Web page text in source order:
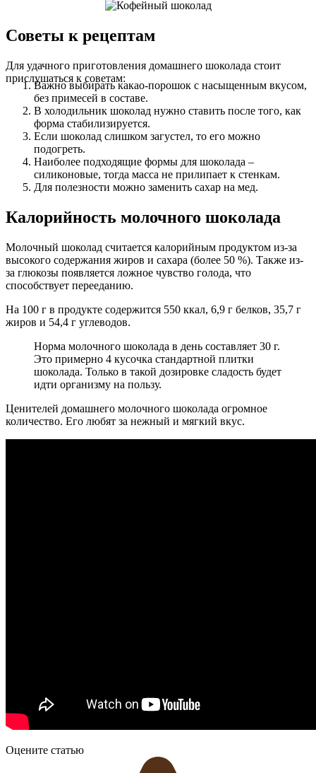
Советы к рецептам
Для удачного приготовления домашнего шоколада стоит
прислушаться к советам:
Важно выбирать какао-порошок с насыщенным вкусом,
без примесей в составе.
В холодильник шоколад нужно ставить после того, как
форма стабилизируется.
Если шоколад слишком загустел, то его можно
подогреть.
Наиболее подходящие формы для шоколада –
силиконовые, тогда масса не прилипает к стенкам.
Для полезности можно заменить сахар на мед.
Калорийность молочного шоколада
Молочный шоколад считается калорийным продуктом из-за
высокого содержания жиров и сахара (более 50 %). Также из-
за глюкозы появляется ложное чувство голода, что
способствует перееданию.
На 100 г в продукте содержится 550 ккал, 6,9 г белков, 35,7 г
жиров и 54,4 г углеводов.
Норма молочного шоколада в день составляет 30 г.
Это примерно 4 кусочка стандартной плитки
шоколада. Только в такой дозировке сладость будет
идти организму на пользу.
Ценителей домашнего молочного шоколада огромное
количество. Его любят за нежный и мягкий вкус.
Оцените статью